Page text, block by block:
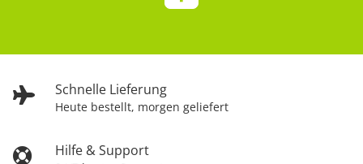
Schnelle Lieferung
Heute bestellt, morgen geliefert
Hilfe & Support